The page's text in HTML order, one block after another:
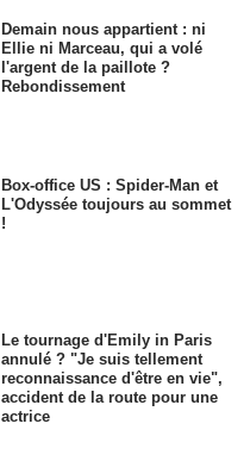
Demain nous appartient : ni
Ellie ni Marceau, qui a volé
l'argent de la paillote ?
Rebondissement
Box-office US : Spider-Man et
L'Odyssée toujours au sommet
!
Le tournage d'Emily in Paris
annulé ? "Je suis tellement
reconnaissance d'être en vie",
accident de la route pour une
actrice